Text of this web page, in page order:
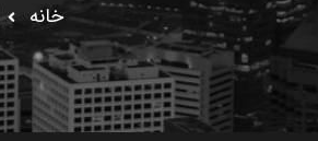
خانه